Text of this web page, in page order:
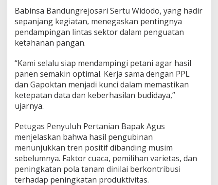
L
a
k
a
a
k
a
P
g
u
i
n
a
n
Babinsa Bandungrejosari Sertu Widodo, yang hadir
sepanjang kegiatan, menegaskan pentingnya
pendampingan lintas sektor dalam penguatan
ketahanan pangan.
“Kami selalu siap mendampingi petani agar hasil
panen semakin optimal. Kerja sama dengan PPL
dan Gapoktan menjadi kunci dalam memastikan
ketepatan data dan keberhasilan budidaya,”
ujarnya.
Petugas Penyuluh Pertanian Bapak Agus
menjelaskan bahwa hasil pengubinan
menunjukkan tren positif dibanding musim
sebelumnya. Faktor cuaca, pemilihan varietas, dan
peningkatan pola tanam dinilai berkontribusi
terhadap peningkatan produktivitas.